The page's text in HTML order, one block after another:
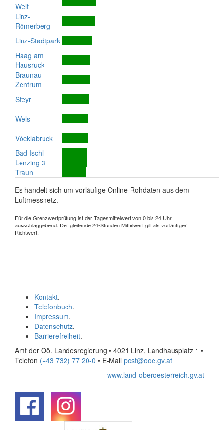
Welt
Linz-
Römerberg
Linz-Stadtpark
Haag am
Hausruck
Braunau
Zentrum
Steyr
Wels
Vöcklabruck
Bad Ischl
Lenzing 3
Traun
Es handelt sich um vorläufige Online-Rohdaten aus dem
Luftmessnetz.
Für die Grenzwertprüfung ist der Tagesmittelwert von 0 bis 24 Uhr
ausschlaggebend. Der gleitende 24-Stunden Mittelwert gilt als vorläufiger
Richtwert.
Kontakt.
Telefonbuch.
Impressum.
Datenschutz.
Barrierefreiheit.
Amt der Oö. Landesregierung • 4021 Linz, Landhausplatz 1 •
Telefon (+43 732) 77 20-0 • E-Mail post@ooe.gv.at
www.land-oberoesterreich.gv.at